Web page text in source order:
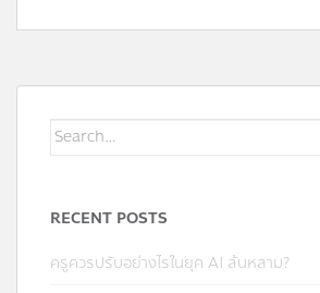
RECENT POSTS
ครูควรปรับอย่างไรในยุค AI ล้นหลาม?